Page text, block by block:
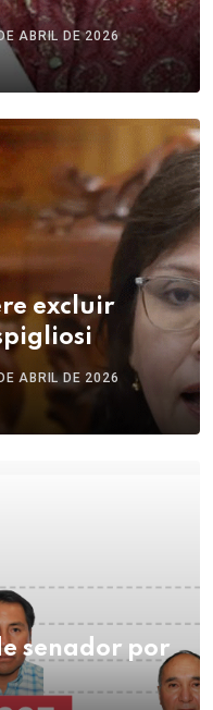
ABRIL DE 2026
excluir
ABRIL DE 2026
senador por